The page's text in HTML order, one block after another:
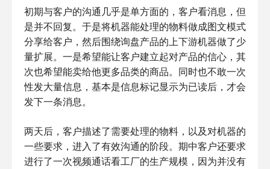
初期与客户的沟通几乎是单方面的，客户看消息，但
是并不回复。于是将机器能处理的物料做成图文模式
分享给客户，然后围绕询盘产品的上下游机器做了少
量扩展。一是希望能让客户建立起对产品的信心，其
次也希望能卖给他更多品类的商品。同时也不敢一次
性发大量信息，基本是信息标记显示为已读后，才会
发下一条消息。
两天后，客户描述了需要处理的物料，以及对机器的
一些要求，进入了有效沟通的阶段。期中客户还要求
进行了一次视频通话看工厂的生产规模，因为并没有